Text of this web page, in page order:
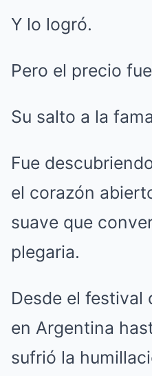
Y lo logró.
Pero el precio
Su salto a la
Fue
el corazón
suave que
plegaria.
Desde el festival
en Argentina
sufrió la